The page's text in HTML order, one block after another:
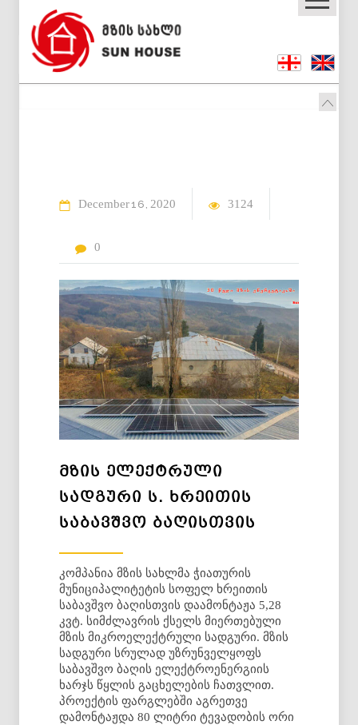
December16 2020 3124
0
ᲛᲖᲘᲡ ᲔᲚᲔᲥᲢᲠᲣᲚᲘ
ᲡᲐᲓᲒᲣᲠᲘ Ს. ᲮᲠᲔᲘᲗᲘᲡ
ᲡᲐᲑᲐᲕᲨᲕᲝ ᲑᲐᲦᲘᲡᲗᲕᲘᲡ
კომპანია მზის სახლმა ჭიათურის
მუნიციპალიტეტის სოფელ ხრეითის
საბავშვო ბაღისთვის დაამონტაჟა 5,28
კვტ. სიმძლავრის ქსელს მიერთებული
მზის მიკროელექტრული სადგური. მზის
სადგური სრულად უზრუნველყოფს
საბავშვო ბაღის ელექტროენერგიის
ხარჯს წყლის გაცხელების ჩათვლით.
პროექტის ფარგლებში აგრეთვე
დამონტაჟდა 80 ლიტრი ტევადობის ორი